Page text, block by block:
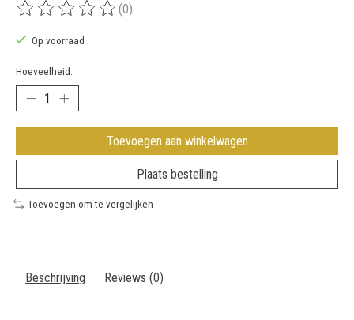
De beoordeling van dit product is
(0)
Op voorraad
Hoeveelheid:
Toevoegen aan winkelwagen
Plaats bestelling
Toevoegen om te vergelijken
Beschrijving Reviews (0)